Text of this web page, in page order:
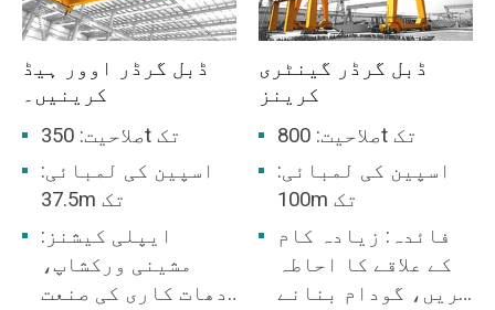
ڈبل گرڈر اوور ہیڈ
کرینیں۔
صلاحیت: 350t تک
اسپین کی لمبائی:
37.5m تک
ایپلی کیشنز:
مشینی ورکشاپ،
دھات کاری کی صنعت
ڈبل گرڈر گینٹری
کرینز
صلاحیت: 800t تک
اسپین کی لمبائی:
100m تک
فائدہ: زیادہ کام
کے علاقے کا احاطہ
کریں، گودام بنانے